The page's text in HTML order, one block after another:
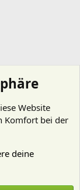
Website
Komfort bei der
deine